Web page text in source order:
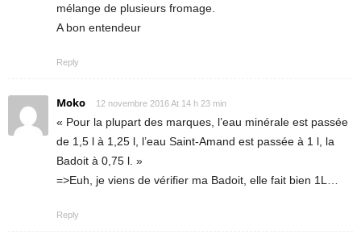
mélange de plusieurs fromage.
A bon entendeur
Reply
Moko 12 novembre 2016 At 14 h 23 min
« Pour la plupart des marques, l’eau minérale est passée
de 1,5 l à 1,25 l, l’eau Saint-Amand est passée à 1 l, la
Badoit à 0,75 l. »
=>Euh, je viens de vérifier ma Badoit, elle fait bien 1L…
Reply